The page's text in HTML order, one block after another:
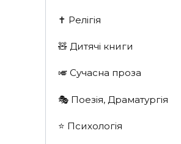
✝️ Релігія
🧸 Дитячі книги
🎺 Сучасна проза
🎭 Поезія, Драматургія
⭐️ Психологія